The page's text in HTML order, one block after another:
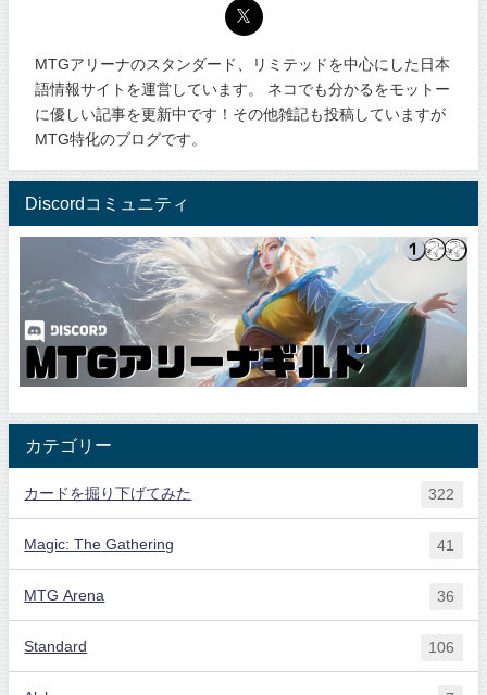
MTGアリーナのスタンダード、リミテッドを中心にした日本
語情報サイトを運営しています。 ネコでも分かるをモットー
に優しい記事を更新中です！その他雑記も投稿していますが
MTG特化のブログです。
Discordコミュニティ
カテゴリー
カードを掘り下げてみた 322
Magic: The Gathering 41
MTG Arena 36
Standard 106